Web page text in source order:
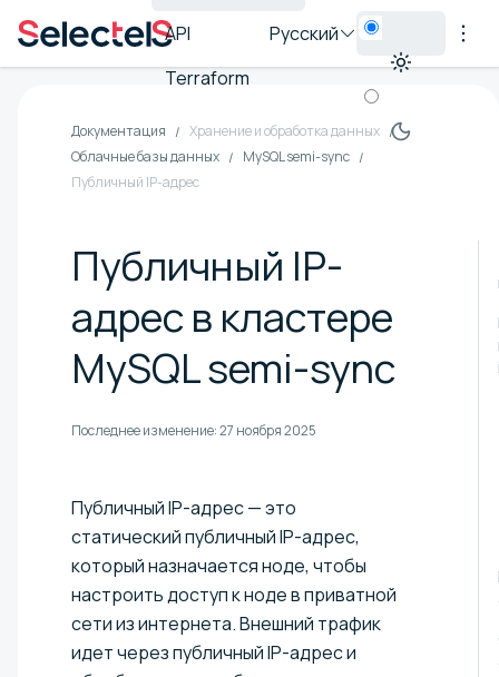
API
Terraform
Русский
Документация
Хранение и обработка данных
Облачные базы данных
MySQL semi-sync
Публичный IP-адрес
Публичный IP-
адрес в кластере
MySQL semi-sync
Последнее изменение:27 ноября 2025
Публичный IP-адрес — это
статический публичный IP-адрес,
который назначается ноде, чтобы
настроить доступ к ноде в приватной
сети из интернета. Внешний трафик
идет через публичный IP-адрес и